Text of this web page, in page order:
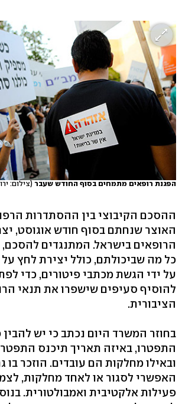
הפגנת רופאים מתמחים בסוף החודש שעבר(צילום:
ההסכם הקיבוצי בין ההסתדרות
האוצר שנחתם בסוף חודש אוגוסט,
הרופאים בישראל. המתנגדים
כל מה שביכולתם, כולל יצירת לחץ
על ידי הגשת מכתבי פיטורים, כדי
להוסיף סעיפים שישפרו את תנאי
הציבורית.
בחוזר המשרד היום נכתב כי יש
התפטרו, באיזה תאריך תיכנס
ובאילו מחלקות הם עובדים. הוזכר בו
האפשרי לסגור או לאחד מחלקות,
פעילות אלקטיבית ואמבולטורית.